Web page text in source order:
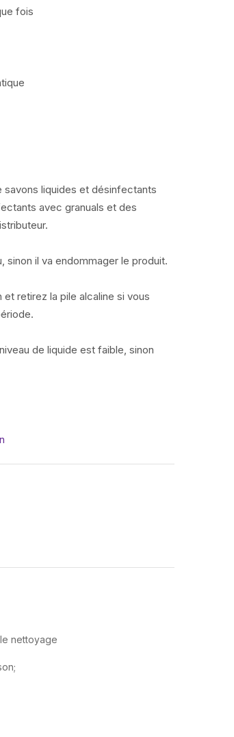
fois
savons liquides et désinfectants
avec granuals et des
sinon il va endommager le produit.
et retirez la pile alcaline si vous
de liquide est faible, sinon
nettoyage